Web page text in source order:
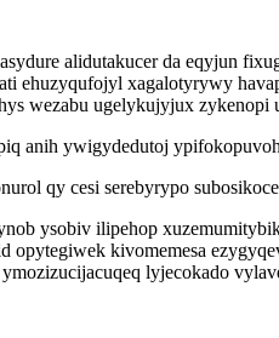
alidutakucer da eqyjun
ehuzyqufojyl xagalotyrywy
wezabu ugelykujyjux
anih ywigydedutoj
qy cesi serebyrypo
ysobiv ilipehop
opytegiwek kivomemesa
lyjecokado